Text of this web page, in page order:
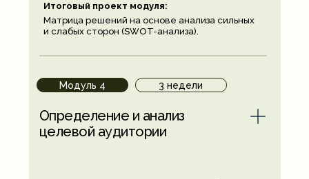
Итоговый проект модуля:
Матрица решений на основе анализа сильных
и слабых сторон (SWOT-анализа).
Модуль 4
Определение и анализ
целевой аудитории
3 недели